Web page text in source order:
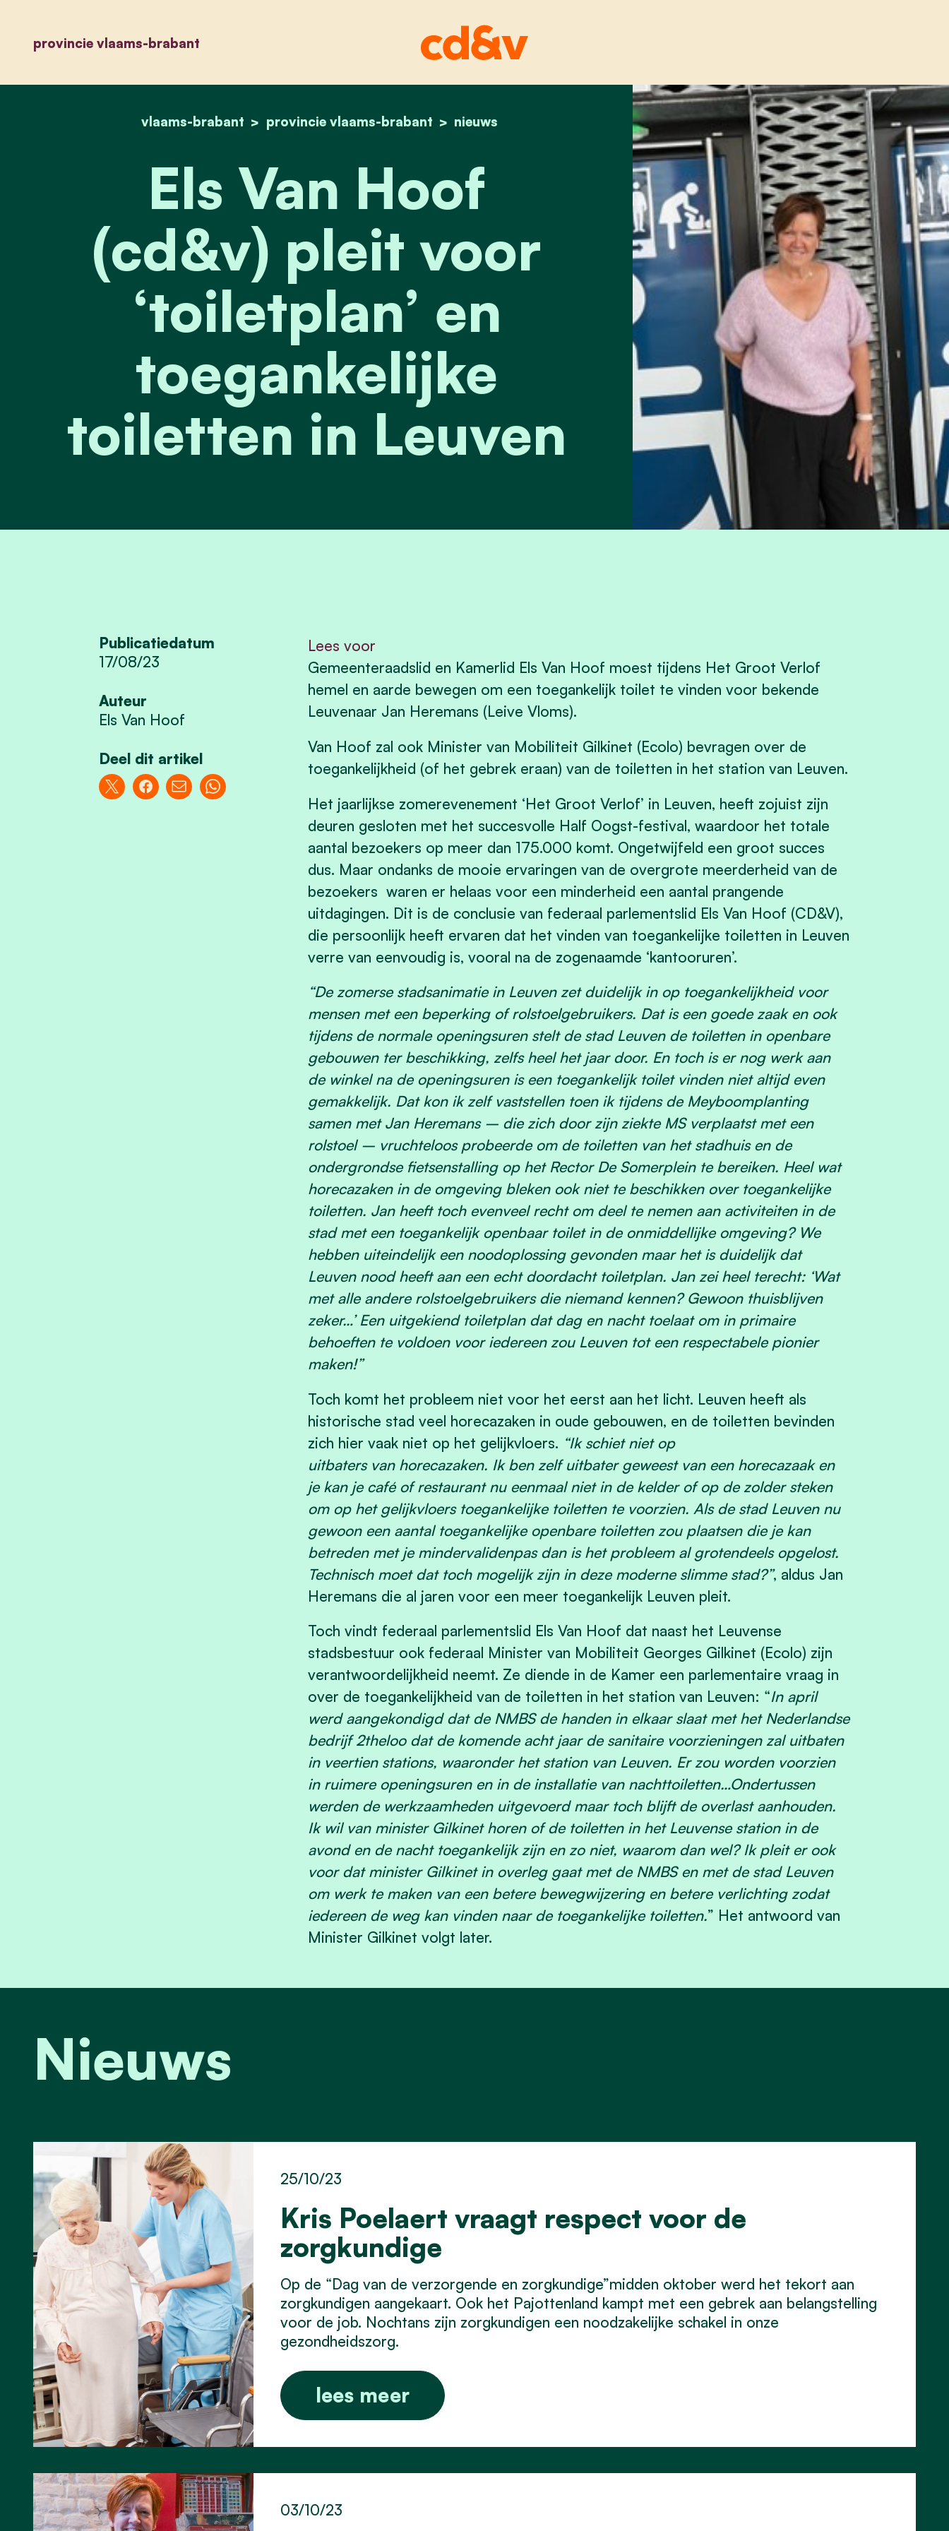
provincie vlaams-brabant
home
vlaams-brabant provincie vlaams-brabant nieuws
els van hoof (cd&v) pleit voor ‘toiletplan’ en toegankelijke toiletten in leuven
Els Van Hoof
(cd&v) pleit voor
‘toiletplan’ en
toegankelijke
toiletten in Leuven
Publicatiedatum
17/08/23
Auteur
Els Van Hoof
Deel dit artikel
Lees voor
Gemeenteraadslid en Kamerlid Els Van Hoof moest tijdens Het Groot Verlof
hemel en aarde bewegen om een toegankelijk toilet te vinden voor bekende
Leuvenaar Jan Heremans (Leive Vloms).
Van Hoof zal ook Minister van Mobiliteit Gilkinet (Ecolo) bevragen over de
toegankelijkheid (of het gebrek eraan) van de toiletten in het station van Leuven.
Het jaarlijkse zomerevenement ‘Het Groot Verlof’ in Leuven, heeft zojuist zijn
deuren gesloten met het succesvolle Half Oogst-festival, waardoor het totale
aantal bezoekers op meer dan 175.000 komt. Ongetwijfeld een groot succes
dus. Maar ondanks de mooie ervaringen van de overgrote meerderheid van de
bezoekers waren er helaas voor een minderheid een aantal prangende
uitdagingen. Dit is de conclusie van federaal parlementslid Els Van Hoof (CD&V),
die persoonlijk heeft ervaren dat het vinden van toegankelijke toiletten in Leuven
verre van eenvoudig is, vooral na de zogenaamde ‘kantooruren’.
“De zomerse stadsanimatie in Leuven zet duidelijk in op toegankelijkheid voor
mensen met een beperking of rolstoelgebruikers. Dat is een goede zaak en ook
tijdens de normale openingsuren stelt de stad Leuven de toiletten in openbare
gebouwen ter beschikking, zelfs heel het jaar door. En toch is er nog werk aan
de winkel na de openingsuren is een toegankelijk toilet vinden niet altijd even
gemakkelijk. Dat kon ik zelf vaststellen toen ik tijdens de Meyboomplanting
samen met Jan Heremans – die zich door zijn ziekte MS verplaatst met een
rolstoel – vruchteloos probeerde om de toiletten van het stadhuis en de
ondergrondse fietsenstalling op het Rector De Somerplein te bereiken. Heel wat
horecazaken in de omgeving bleken ook niet te beschikken over toegankelijke
toiletten. Jan heeft toch evenveel recht om deel te nemen aan activiteiten in de
stad met een toegankelijk openbaar toilet in de onmiddellijke omgeving? We
hebben uiteindelijk een noodoplossing gevonden maar het is duidelijk dat
Leuven nood heeft aan een echt doordacht toiletplan. Jan zei heel terecht: ‘Wat
met alle andere rolstoelgebruikers die niemand kennen? Gewoon thuisblijven
zeker…’ Een uitgekiend toiletplan dat dag en nacht toelaat om in primaire
behoeften te voldoen voor iedereen zou Leuven tot een respectabele pionier
maken!”
Toch komt het probleem niet voor het eerst aan het licht. Leuven heeft als
historische stad veel horecazaken in oude gebouwen, en de toiletten bevinden
zich hier vaak niet op het gelijkvloers. “Ik schiet niet op
uitbaters van horecazaken. Ik ben zelf uitbater geweest van een horecazaak en
je kan je café of restaurant nu eenmaal niet in de kelder of op de zolder steken
om op het gelijkvloers toegankelijke toiletten te voorzien. Als de stad Leuven nu
gewoon een aantal toegankelijke openbare toiletten zou plaatsen die je kan
betreden met je mindervalidenpas dan is het probleem al grotendeels opgelost.
Technisch moet dat toch mogelijk zijn in deze moderne slimme stad?”, aldus Jan
Heremans die al jaren voor een meer toegankelijk Leuven pleit.
Toch vindt federaal parlementslid Els Van Hoof dat naast het Leuvense
stadsbestuur ook federaal Minister van Mobiliteit Georges Gilkinet (Ecolo) zijn
verantwoordelijkheid neemt. Ze diende in de Kamer een parlementaire vraag in
over de toegankelijkheid van de toiletten in het station van Leuven: “In april
werd aangekondigd dat de NMBS de handen in elkaar slaat met het Nederlandse
bedrijf 2theloo dat de komende acht jaar de sanitaire voorzieningen zal uitbaten
in veertien stations, waaronder het station van Leuven. Er zou worden voorzien
in ruimere openingsuren en in de installatie van nachttoiletten…Ondertussen
werden de werkzaamheden uitgevoerd maar toch blijft de overlast aanhouden.
Ik wil van minister Gilkinet horen of de toiletten in het Leuvense station in de
avond en de nacht toegankelijk zijn en zo niet, waarom dan wel? Ik pleit er ook
voor dat minister Gilkinet in overleg gaat met de NMBS en met de stad Leuven
om werk te maken van een betere bewegwijzering en betere verlichting zodat
iedereen de weg kan vinden naar de toegankelijke toiletten.” Het antwoord van
Minister Gilkinet volgt later.
Nieuws
Kris Poelaert vraagt respect voor de
zorgkundige
25/10/23
Op de “Dag van de verzorgende en zorgkundige”midden oktober werd het tekort aan
zorgkundigen aangekaart. Ook het Pajottenland kampt met een gebrek aan belangstelling
voor de job. Nochtans zijn zorgkundigen een noodzakelijke schakel in onze
gezondheidszorg.
lees meer
03/10/23